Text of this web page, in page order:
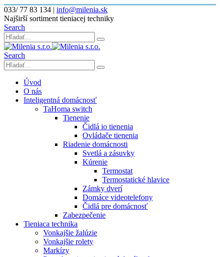
033/ 77 83 134 | info@milenia.sk
Najširší sortiment tieniacej techniky
Search
Search
Úvod
O nás
Inteligentná domácnosť
TaHoma switch
Tienenie
Čidlá io tienenia
Ovládače tienenia
Riadenie domácnosti
Svetlá a zásuvky
Kúrenie
Termostat
Termostatické hlavice
Zámky dverí
Domáce videotelefony
Čidlá pre domácnosť
Zabezpečenie
Tieniaca technika
Vonkajšie žalúzie
Vonkajšie rolety
Markízy